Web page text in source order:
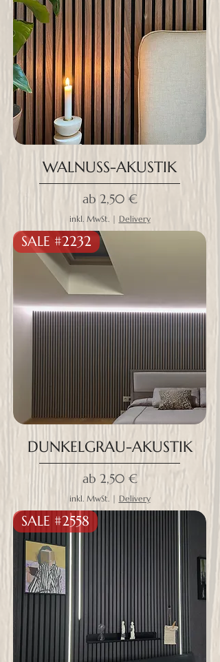
WALNUSS-AKUSTIK
ab 2,50 €
Sale-Preis
inkl. MwSt.| Delivery
SALE #2232
DUNKELGRAU-AKUSTIK
ab 2,50 €
Sale-Preis
inkl. MwSt. | Delivery
SALE #2558